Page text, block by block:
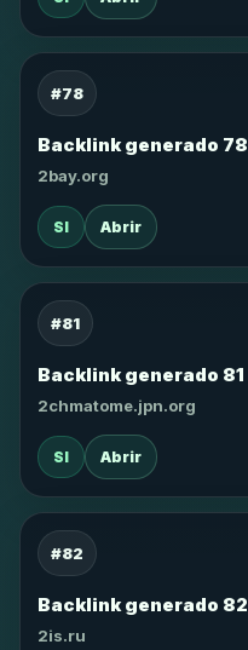
#78
Backlink generado 78
2bay.org
SI Abrir
#81
Backlink generado 81
2chmatome.jpn.org
SI Abrir
#82
Backlink generado 82
2is.ru